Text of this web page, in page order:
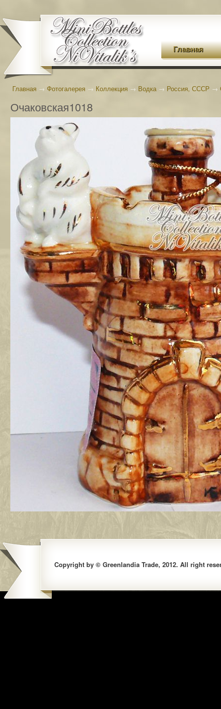
Главная
Главная → Фотогалерея → Коллекция → Водка→ Россия, СССР →
Очаковская1018
Copyright by © Greenlandia Trade, 2012. All right